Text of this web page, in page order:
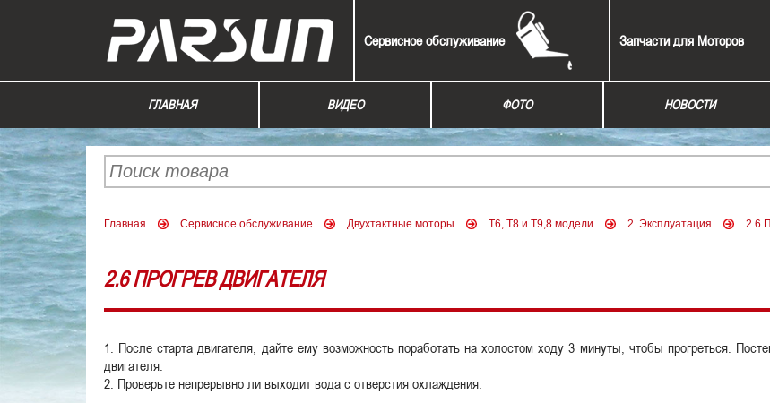
Сервисное обслуживание Запчасти для Моторов
ГЛАВНАЯ ВИДЕО ФОТО НОВОСТИ
Главная Сервисное обслуживание Двухтактные моторы Т6, Т8 и Т9,8 модели 2. Эксплуатация 2.6
2.6 ПРОГРЕВ ДВИГАТЕЛЯ
1. После старта двигателя, дайте ему возможность поработать на холостом ходу 3 минуты, чтобы прогреться.
двигателя.
2. Проверьте непрерывно ли выходит вода с отверстия охлаждения.